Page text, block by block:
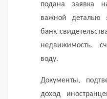
подана заявка
важной деталью
банк
недвижимость,
воду.
Документы,
доход